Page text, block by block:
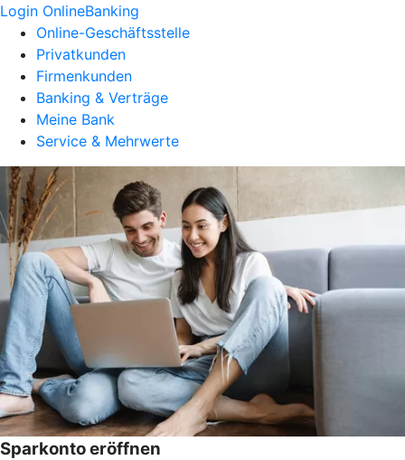
Login OnlineBanking
Online-Geschäftsstelle
Privatkunden
Firmenkunden
Banking & Verträge
Meine Bank
Service & Mehrwerte
Sparkonto eröffnen